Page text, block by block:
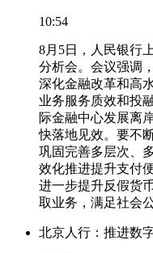
10:54
8月5日，人民银行
分析会。会议强调
深化金融改革和高
业务服务质效和投
际金融中心发展离
快落地见效。要不
巩固完善多层次、
效化推进提升支付
进一步提升反假货
取业务，满足社会
北京人行：推进数